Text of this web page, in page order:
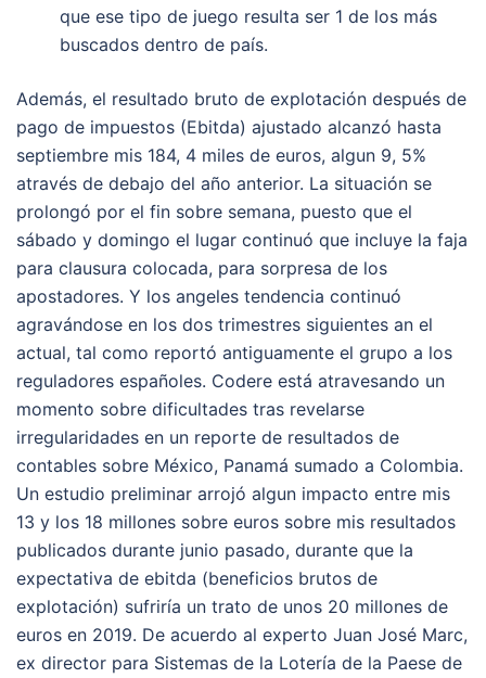
que ese tipo de juego resulta ser 1 de los más
buscados dentro de país.
Además, el resultado bruto de explotación después de
pago de impuestos (Ebitda) ajustado alcanzó hasta
septiembre mis 184, 4 miles de euros, algun 9, 5%
através de debajo del año anterior. La situación se
prolongó por el fin sobre semana, puesto que el
sábado y domingo el lugar continuó que incluye la faja
para clausura colocada, para sorpresa de los
apostadores. Y los angeles tendencia continuó
agravándose en los dos trimestres siguientes an el
actual, tal como reportó antiguamente el grupo a los
reguladores españoles. Codere está atravesando un
momento sobre dificultades tras revelarse
irregularidades en un reporte de resultados de
contables sobre México, Panamá sumado a Colombia.
Un estudio preliminar arrojó algun impacto entre mis
13 y los 18 millones sobre euros sobre mis resultados
publicados durante junio pasado, durante que la
expectativa de ebitda (beneficios brutos de
explotación) sufriría un trato de unos 20 millones de
euros en 2019. De acuerdo al experto Juan José Marc,
ex director para Sistemas de la Lotería de la Paese de